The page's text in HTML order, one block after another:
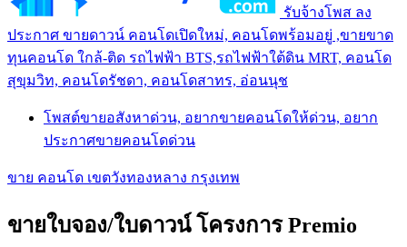
รับจ้างโพส ลง
ประกาศ ขายดาวน์ คอนโดเปิดใหม่, คอนโดพร้อมอยู่ ,ขายขาด
ทุนคอนโด ใกล้-ติด รถไฟฟ้า BTS,รถไฟฟ้าใต้ดิน MRT, คอนโด
สุขุมวิท, คอนโดรัชดา, คอนโดสาทร, อ่อนนุช
โพสต์ขายอสังหาด่วน, อยากขายคอนโดให้ด่วน, อยาก
ประกาศขายคอนโดด่วน
ขาย คอนโด เขตวังทองหลาง กรุงเทพ
ขายใบจอง/ใบดาวน์ โครงการ Premio